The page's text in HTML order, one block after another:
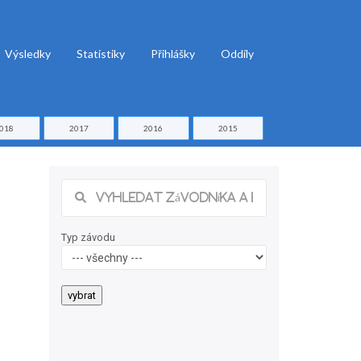
Výsledky Statistiky Přihlášky Oddíly
2017 2016 2015
Typ závodu